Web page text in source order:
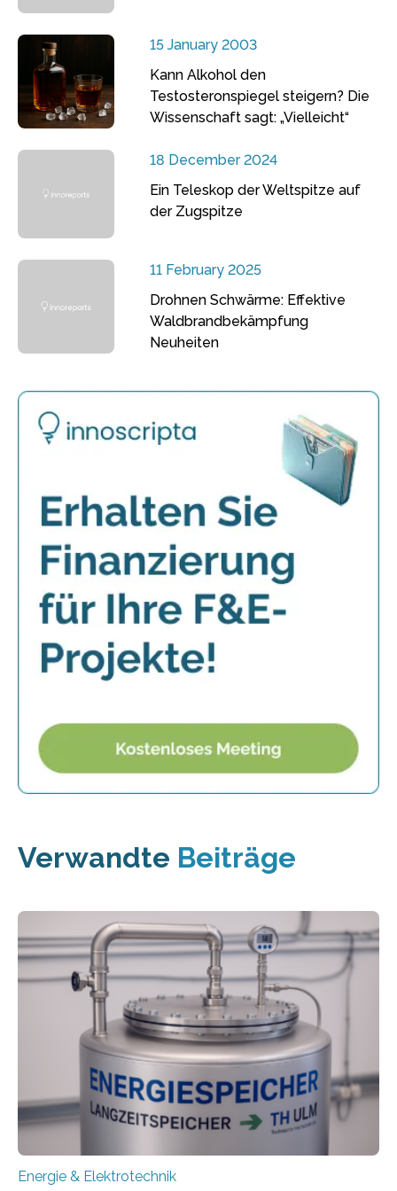
15 January 2003
Kann Alkohol den
Testosteronspiegel steigern? Die
Wissenschaft sagt: „Vielleicht“
18 December 2024
Ein Teleskop der Weltspitze auf
der Zugspitze
11 February 2025
Drohnen Schwärme: Effektive
Waldbrandbekämpfung
Neuheiten
Verwandte Beiträge
Energie & Elektrotechnik